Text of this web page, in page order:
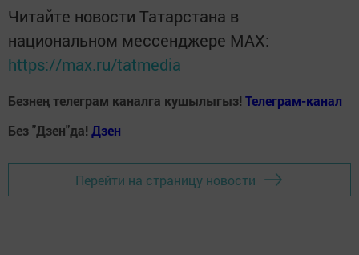
Читайте новости Татарстана в
национальном мессенджере MАХ:
https://max.ru/tatmedia
Безнең телеграм каналга кушылыгыз! Телеграм-канал
Без "Дзен"да! Дзен
Перейти на страницу новости